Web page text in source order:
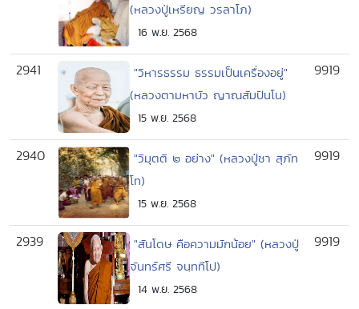
(หลวงปู่เหรียญ วรลาโภ)
16 พ.ย. 2568
2941
"วิหารธรรม ธรรมเป็นเครื่องอยู่"
(หลวงตามหาบัว ญาณสัมปันโน)
15 พ.ย. 2568
9919
2940
"วิมุตติ ๒ อย่าง" (หลวงปู่ชา สุภัท
โท)
15 พ.ย. 2568
9919
2939
"สันโดษ คือความมักน้อย" (หลวงปู่
จันทร์ศรี จนฺททีโป)
14 พ.ย. 2568
9919